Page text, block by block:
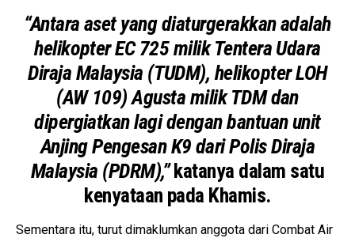
“Antara aset yang diaturgerakkan adalah
helikopter EC 725 milik Tentera Udara
Diraja Malaysia (TUDM), helikopter LOH
(AW 109) Agusta milik TDM dan
dipergiatkan lagi dengan bantuan unit
Anjing Pengesan K9 dari Polis Diraja
Malaysia (PDRM),”katanya dalam satu
kenyataan pada Khamis.
Sementara itu, turut dimaklumkan anggota dari Combat Air